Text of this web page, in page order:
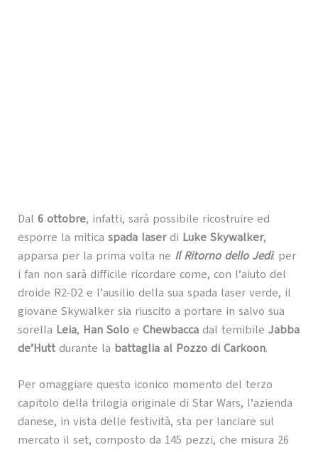
Dal 6 ottobre, infatti, sarà possibile ricostruire ed
esporre la mitica spada laserdi Luke Skywalker,
apparsa per la prima volta ne Il Ritorno dello Jedi: per
i fan non sarà difficile ricordare come, con l’aiuto del
droide R2-D2 e l’ausilio della sua spada laser verde, il
giovane Skywalker sia riuscito a portare in salvo sua
sorella Leia, Han Soloe Chewbaccadal temibile Jabba
de’Huttdurante la battaglia al Pozzo di Carkoon.
Per omaggiare questo iconico momento del terzo
capitolo della trilogia originale di Star Wars, l’azienda
danese, in vista delle festività, sta per lanciare sul
mercato il set, composto da 145 pezzi, che misura 26